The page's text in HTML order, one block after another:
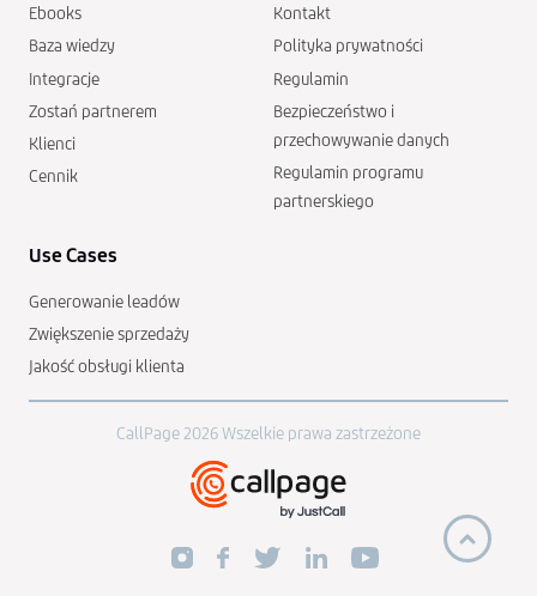
Ebooks
Baza wiedzy
Integracje
Zostań partnerem
Klienci
Cennik
Kontakt
Polityka prywatności
Regulamin
Bezpieczeństwo i
przechowywanie danych
Regulamin programu
partnerskiego
Use Cases
Generowanie leadów
Zwiększenie sprzedaży
Jakość obsługi klienta
CallPage 2026 Wszelkie prawa zastrzeżone